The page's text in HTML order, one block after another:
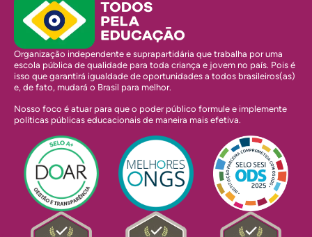
Organização independente e suprapartidária que trabalha por uma
escola pública de qualidade para toda criança e jovem no país. Pois é
isso que garantirá igualdade de oportunidades a todos brasileiros(as)
e, de fato, mudará o Brasil para melhor.
Nosso foco é atuar para que o poder público formule e implemente
políticas públicas educacionais de maneira mais efetiva.